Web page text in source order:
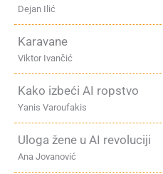
Dejan Ilić
Karavane
Viktor Ivančić
Kako izbeći AI ropstvo
Yanis Varoufakis
Uloga žene u AI revoluciji
Ana Jovanović